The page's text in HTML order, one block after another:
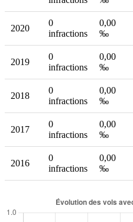
2020
0
infractions
0,00
‰
2019
0
infractions
0,00
‰
2018
0
infractions
0,00
‰
2017
0
infractions
0,00
‰
2016
0
infractions
0,00
‰